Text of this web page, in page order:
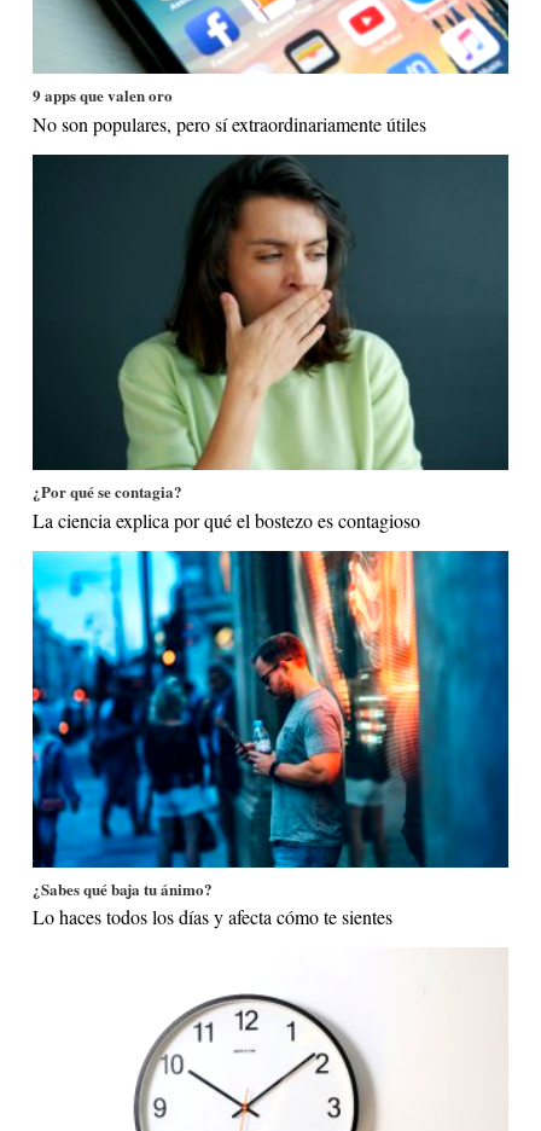
9 apps que valen oro
No son populares, pero sí extraordinariamente útiles
¿Por qué se contagia?
La ciencia explica por qué el bostezo es contagioso
¿Sabes qué baja tu ánimo?
Lo haces todos los días y afecta cómo te sientes